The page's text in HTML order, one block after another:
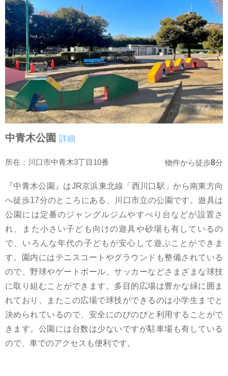
中青木公園 詳細
所在：川口市中青木3丁目10番 物件から徒歩8分
『中青木公園』はJR京浜東北線「西川口駅」から南東方向
へ徒歩17分のところにある、川口市立の公園です。遊具は
公園には定番のジャングルジムやすべり台などが設置さ
れ、また小さい子ども向けの遊具や砂場も有しているの
で、いろんな年代の子どもが安心して遊ぶことができま
す。園内にはテニスコートやグラウンドも整備されている
ので、野球やゲートボール、サッカーなどさまざまな球技
に取り組むことができます。多目的広場は豊かな緑に囲ま
れており、またこの広場で球技ができるのは小学生までと
決められているので、安全にのびのびと利用することがで
きます。公園には台数は少ないですが駐車場も有している
ので、車でのアクセスも便利です。